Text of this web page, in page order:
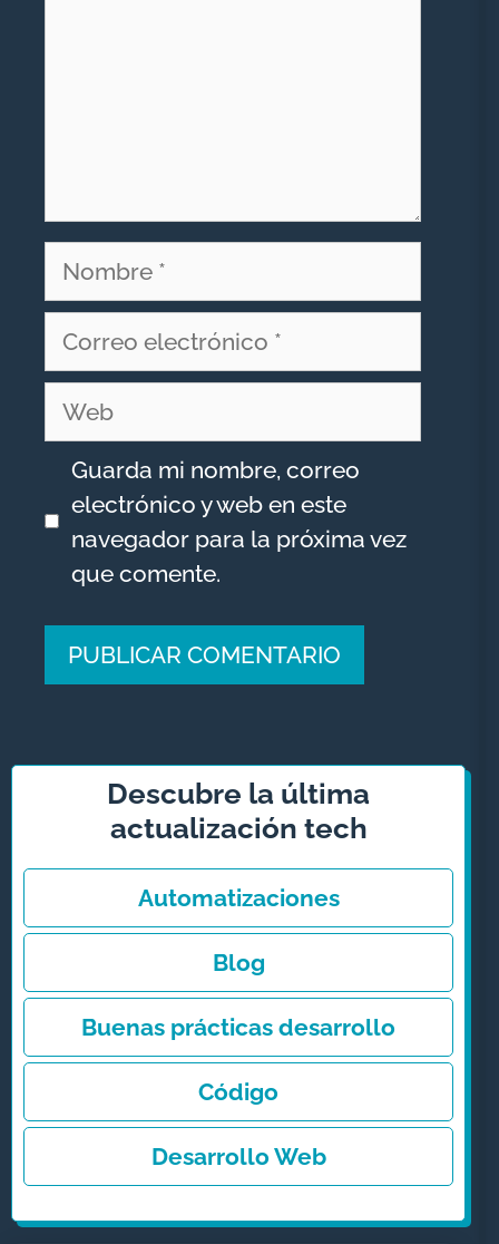
Nombre
Correo
Web
Guarda mi nombre, correo
electrónico y web en este
navegador para la próxima vez
que comente.
a
i
e
Descubre la última
actualización tech
Automatizaciones
Blog
Buenas prácticas desarrollo
Código
Desarrollo Web